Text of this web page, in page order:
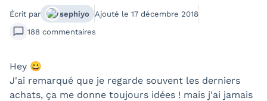
Écrit par sephiyo Ajouté le 17 décembre 2018
188 commentaires
Hey 😀
J'ai remarqué que je regarde souvent les derniers
achats, ça me donne toujours idées ! mais j'ai jamais